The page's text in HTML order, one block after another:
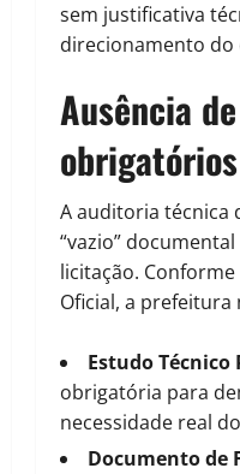
sem justificativa
direcionamento do
Ausência
obrigatórios
A auditoria técnica
“vazio”
licitação.
Oficial, a
Estudo Técnico
obrigatória para
necessidade real
Documento de